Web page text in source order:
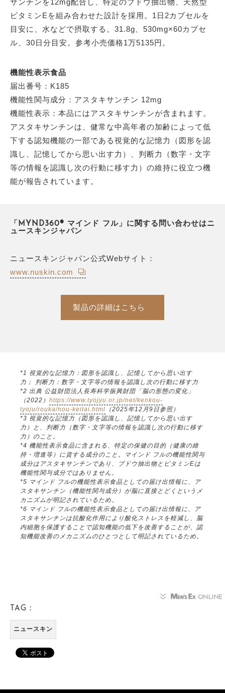
ビタミンEを組み合わせた設計を採用。1日2カプセルを
目安に、水などで摂取する。31.8g、530mg×60カプセ
ル、30日分目安。参考小売価格1万5135円。
機能性表示食品
届出番号：K185
機能性関与成分：アスタキサンチン 12mg
機能性表示：本品にはアスタキサンチンが含まれます。
アスタキサンチンは、健常な中高年者の加齢によって低
下する認知機能の一部である視覚的な記憶力（図形を認
識し、記憶してから思い出す力）、判断力（数字・文字
等の情報を認識し次の行動に移す力）の維持に役立つ機
能が報告されています。
「MYND360® マインド フル」に関する問い合わせはニ
ュースキンジャパン
ニュースキンジャパン公式Webサイト：
www.nuskin.com
製品の詳細はこちら
*1 視覚的な記憶力：図形を認識し、記憶してから思い出す
力； 判断力：数字・文字等の情報を認識し次の行動に移す力
*2 出典 公益財団法人長寿科学振興財団「脳の形態の変化」
（2022） https://www.tyojyu.or.jp/net/kenkou-
tyoju/rouka/nou-keitai.html （2025年12月9日参照）
*3 視覚的な記憶力（図形を認識し、記憶してから思い出す
力）と、判断力（数字・文字等の情報を認識し次の行動に移す
力）のこと。
*4 機能性表示食品に含まれる、特定の保健の目的（健康の維
持・増進等）に資する成分のこと。マインド フルの機能性関与
成分はアスタキサンチンであり、ブドウ抽出物とビタミンEは
機能性関与成分ではありません。
*5 マインド フルの機能性表示食品としての届け出情報に、ア
スタキサンチン（機能性関与成分）が脳に直接とどくというメ
カニズムが明記されているため。
*6 マインド フルの機能性表示食品としての届け出情報に、ア
スタキサンチンは抗酸化作用により酸化ストレスを軽減し、脳
内細胞を保護することで認知機能の低下を改善することが、認
知機能改善のメカニズムのひとつとして明記されているため。
TAG：
ニュースキン